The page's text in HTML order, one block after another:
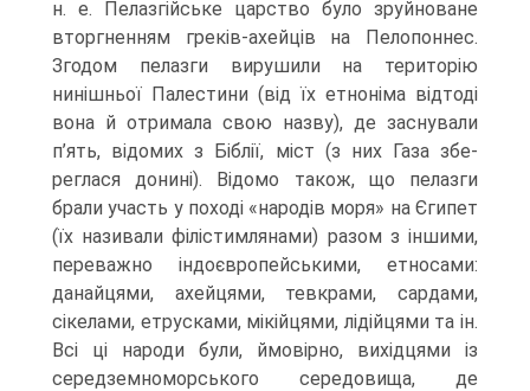
н. е. Пелазгійське царство було зруйноване
вторгненням греків-ахейців на Пелопоннес.
Згодом пелазги вирушили на територію
нинішньої Палестини (від їх етноніма відтоді
вона й отримала свою назву), де заснували
п’ять, відомих з Біблії, міст (з них Газа збе­
реглася донині). Відомо також, що пелазги
брали участь у поході «народів моря» на Єгипет
(їх називали філістимлянами) разом з іншими,
переважно індоєв­ропейськими, етносами:
данайцями, ахейцями, тевкрами, сардами,
сікелами, етрусками, мікійцями, лідійцями та ін.
Всі ці народи були, ймовірно, вихідцями із
середземноморського середовища, де